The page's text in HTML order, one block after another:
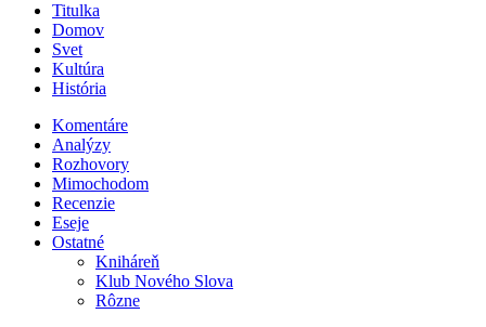
Titulka
Domov
Svet
Kultúra
História
Komentáre
Analýzy
Rozhovory
Mimochodom
Recenzie
Eseje
Ostatné
Kniháreň
Klub Nového Slova
Rôzne